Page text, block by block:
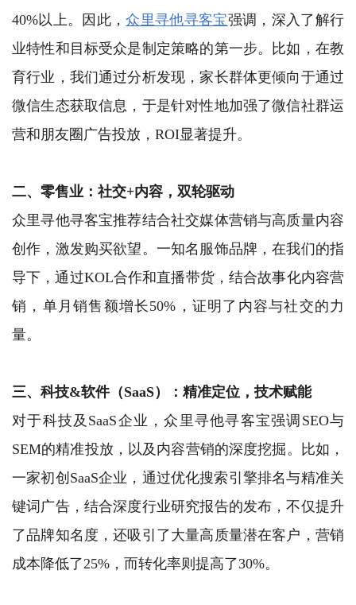
40%以上。因此，众里寻他寻客宝强调，深入了解行
业特性和目标受众是制定策略的第一步。比如，在教
育行业，我们通过分析发现，家长群体更倾向于通过
微信生态获取信息，于是针对性地加强了微信社群运
营和朋友圈广告投放，ROI显著提升。
二、零售业：社交+内容，双轮驱动
众里寻他寻客宝推荐结合社交媒体营销与高质量内容
创作，激发购买欲望。一知名服饰品牌，在我们的指
导下，通过KOL合作和直播带货，结合故事化内容营
销，单月销售额增长50%，证明了内容与社交的力
量。
三、科技&软件（SaaS）：精准定位，技术赋能
对于科技及SaaS企业，众里寻他寻客宝强调SEO与
SEM的精准投放，以及内容营销的深度挖掘。比如，
一家初创SaaS企业，通过优化搜索引擎排名与精准关
键词广告，结合深度行业研究报告的发布，不仅提升
了品牌知名度，还吸引了大量高质量潜在客户，营销
成本降低了25%，而转化率则提高了30%。